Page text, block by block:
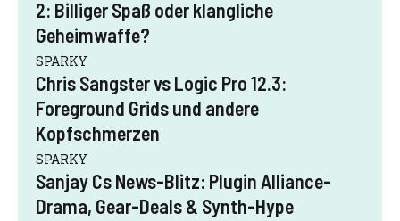
2: Billiger Spaß oder klangliche
Geheimwaffe?
SPARKY
Chris Sangster vs Logic Pro 12.3:
Foreground Grids und andere
Kopfschmerzen
SPARKY
Sanjay Cs News-Blitz: Plugin Alliance-
Drama, Gear-Deals & Synth-Hype